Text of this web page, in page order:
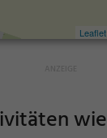
Leaflet
wie